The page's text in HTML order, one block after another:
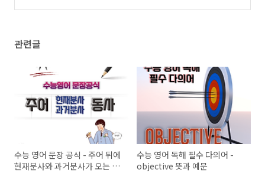
관련글
수능 영어 문장 공식 - 주어 뒤에
현재분사와 과거분사가 오는 문
수능 영어 독해 필수 다의어 -
objective 뜻과 예문